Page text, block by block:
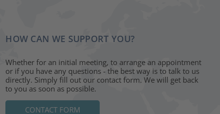
HOW CAN WE SUPPORT YOU?
Whether for an initial meeting, to arrange an appointment
or if you have any questions - the best way is to talk to us
directly. Simply fill out our contact form. We will get back
to you as soon as possible.
CONTACT FORM